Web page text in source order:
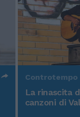
Controtempo
La rinascita
canzoni di